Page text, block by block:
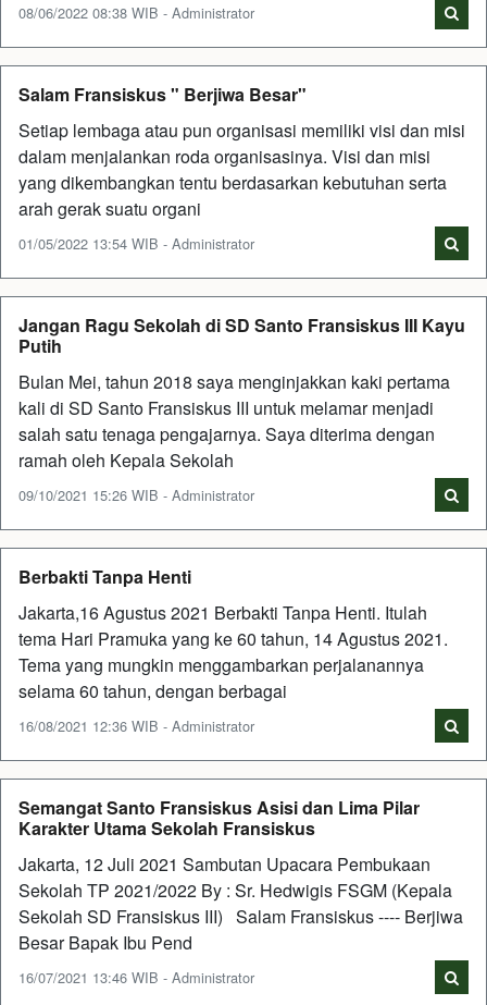
08/06/2022 08:38 WIB - Administrator
Salam Fransiskus " Berjiwa Besar"
Setiap lembaga atau pun organisasi memiliki visi dan misi
dalam menjalankan roda organisasinya. Visi dan misi
yang dikembangkan tentu berdasarkan kebutuhan serta
arah gerak suatu organi
01/05/2022 13:54 WIB - Administrator
Jangan Ragu Sekolah di SD Santo Fransiskus III Kayu
Putih
Bulan Mei, tahun 2018 saya menginjakkan kaki pertama
kali di SD Santo Fransiskus III untuk melamar menjadi
salah satu tenaga pengajarnya. Saya diterima dengan
ramah oleh Kepala Sekolah
09/10/2021 15:26 WIB - Administrator
Berbakti Tanpa Henti
Jakarta,16 Agustus 2021 Berbakti Tanpa Henti. Itulah
tema Hari Pramuka yang ke 60 tahun, 14 Agustus 2021.
Tema yang mungkin menggambarkan perjalanannya
selama 60 tahun, dengan berbagai
16/08/2021 12:36 WIB - Administrator
Semangat Santo Fransiskus Asisi dan Lima Pilar
Karakter Utama Sekolah Fransiskus
Jakarta, 12 Juli 2021 Sambutan Upacara Pembukaan
Sekolah TP 2021/2022 By : Sr. Hedwigis FSGM (Kepala
Sekolah SD Fransiskus III) Salam Fransiskus ---- Berjiwa
Besar Bapak Ibu Pend
16/07/2021 13:46 WIB - Administrator